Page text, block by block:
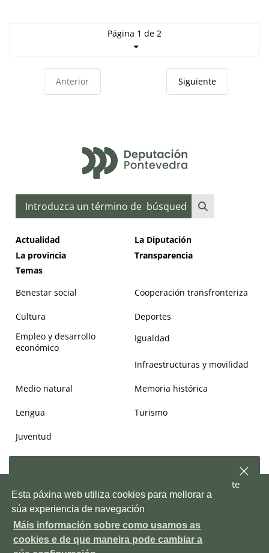
Esta páxina web utiliza cookies para mellorar a
súa experiencia de navegación
Máis información sobre como usamos as
cookies e de que maneira pode cambiar a
Página 1 de 2
Anterior Siguiente
Buscar
Actualidad
La Diputación
La provincia
Transparencia
Temas
Benestar social
Cooperación transfronteriza
Cultura
Deportes
Empleo y desarrollo
económico
Igualdad
Infraestructuras y movilidad
Medio natural Memoria histórica
Lengua Turismo
Juventud
Copyright © 2026. Deputación de Pontevedra.Mapa Web
legal|Accesiblidad|Protección de datos
Contacto
Outras webs da Deputación
Pazo provincial. Avda. Montero Ríos, s/n, 36071 Pontevedra ES
+34 986 804 100
P3600000H DIR3 LA0006111
y, semanalmente, te
enviaremos información sobre las novedades de la
Depo
Suscríbete!